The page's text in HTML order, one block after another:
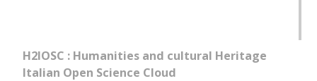
H2IOSC : Humanities and cultural Heritage
Italian Open Science Cloud